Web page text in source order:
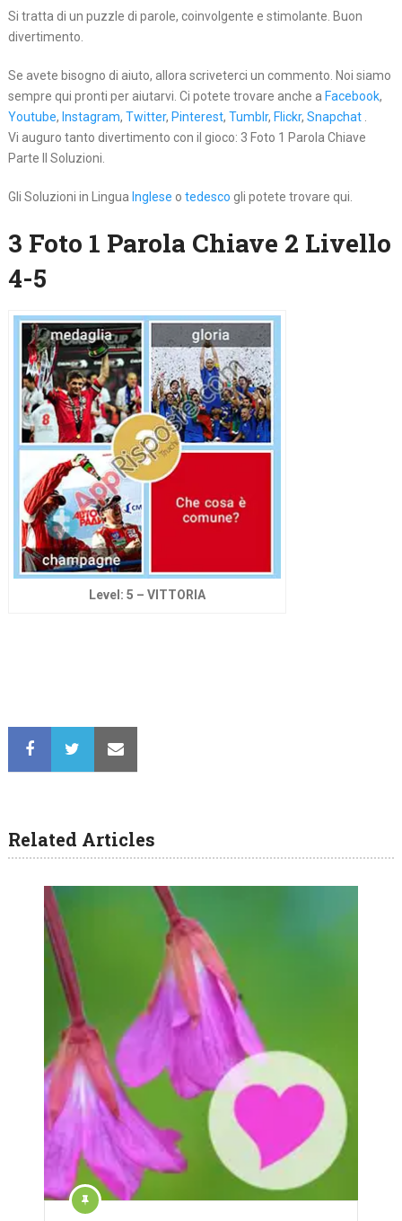
Si tratta di un puzzle di parole, coinvolgente e stimolante. Buon
divertimento.
Se avete bisogno di aiuto, allora scriveterci un commento. Noi siamo
sempre qui pronti per aiutarvi. Ci potete trovare anche a Facebook,
Youtube, Instagram, Twitter, Pinterest, Tumblr, Flickr, Snapchat.
Vi auguro tanto divertimento con il gioco: 3 Foto 1 Parola Chiave
Parte II Soluzioni.
Gli Soluzioni in Lingua Inglese o tedesco gli potete trovare qui.
3 Foto 1 Parola Chiave 2 Livello
4-5
Level: 5 – VITTORIA
Related Articles